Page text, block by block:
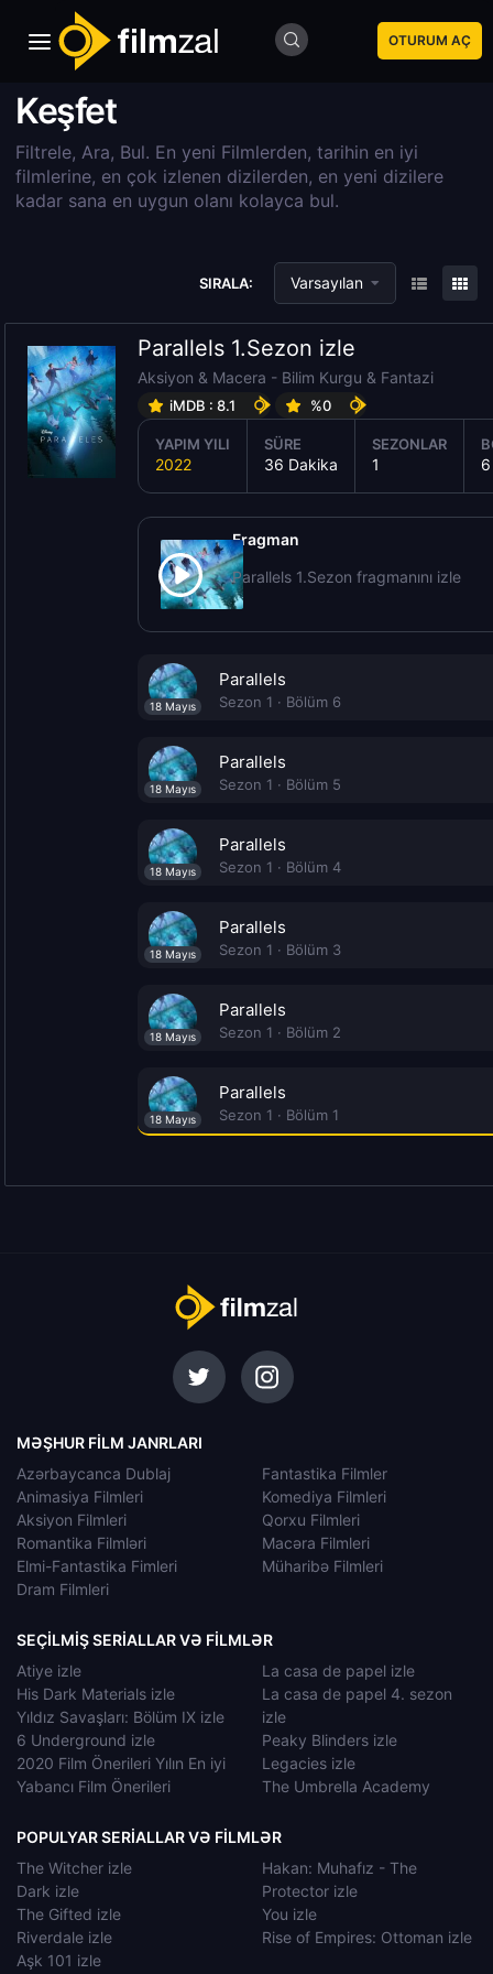
OTURUM AÇ
Keşfet
Filtrele, Ara, Bul. En yeni Filmlerden, tarihin en iyi
filmlerine, en çok izlenen dizilerden, en yeni dizilere
kadar sana en uygun olanı kolayca bul.
SIRALA: Varsayılan
Parallels 1.Sezon izle
Aksiyon & Macera - Bilim Kurgu & Fantazi
iMDB : 8.1 %0
YAPIM YILI
2022
SÜRE
36 Dakika
SEZONLAR
1 6
Fragman
Parallels 1.Sezon fragmanını izle
Parallels
Sezon 1 · Bölüm 6
18 Mayıs
Parallels
Sezon 1 · Bölüm 5
18 Mayıs
Parallels
Sezon 1 · Bölüm 4
18 Mayıs
Parallels
Sezon 1 · Bölüm 3
18 Mayıs
Parallels
Sezon 1 · Bölüm 2
18 Mayıs
Parallels
Sezon 1 · Bölüm 1
18 Mayıs
MƏŞHUR FILM JANRLARI
Azərbaycanca Dublaj
Animasiya Filmleri
Aksiyon Filmleri
Romantika Filmləri
Elmi-Fantastika Fimleri
Dram Filmleri
Fantastika Filmler
Komediya Filmleri
Qorxu Filmleri
Macəra Filmleri
Müharibə Filmleri
SEÇILMIŞ SERIALLAR VƏ FILMLƏR
Atiye izle
His Dark Materials izle
Yıldız Savaşları: Bölüm IX izle
6 Underground izle
2020 Film Önerileri Yılın En iyi
Yabancı Film Önerileri
La casa de papel izle
La casa de papel 4. sezon
izle
Peaky Blinders izle
Legacies izle
The Umbrella Academy
POPULYAR SERIALLAR VƏ FILMLƏR
The Witcher izle
Dark izle
The Gifted izle
Riverdale izle
Aşk 101 izle
Hakan: Muhafız - The
Protector izle
You izle
Rise of Empires: Ottoman izle